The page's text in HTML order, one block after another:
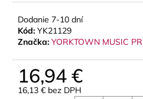
Dodanie 7-10 dní
Kód: YK21129
Značka: YORKTOWN MUSIC
16,94 €
16,13 € bez DPH
d
p
r